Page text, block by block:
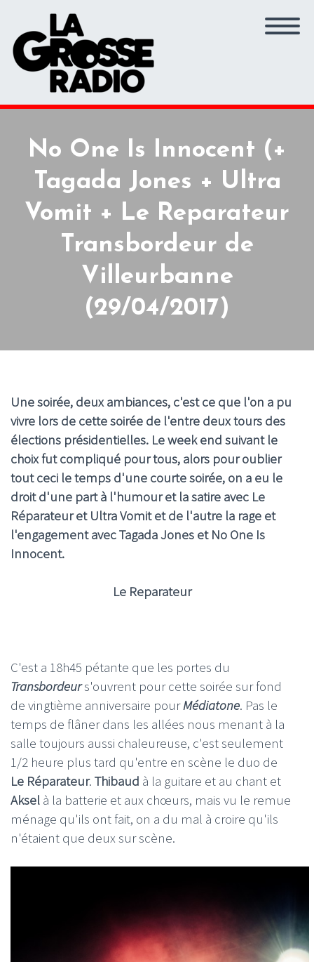
No One Is Innocent (+
Tagada Jones + Ultra
Vomit + Le Reparateur
Transbordeur de
Villeurbanne
(29/04/2017)
Une soirée, deux ambiances, c'est ce que l'on a pu
vivre lors de cette soirée de l'entre deux tours des
élections présidentielles. Le week end suivant le
choix fut compliqué pour tous, alors pour oublier
tout ceci le temps d'une courte soirée, on a eu le
droit d'une part à l'humour et la satire avec Le
Réparateur et Ultra Vomit et de l'autre la rage et
l'engagement avec Tagada Jones et No One Is
Innocent.
Le Reparateur
C'est a 18h45 pétante que les portes du
Transbordeurs'ouvrent pour cette soirée sur fond
de vingtième anniversaire pourMédiatone. Pas le
temps de flâner dans les allées nous menant à la
salle toujours aussi chaleureuse, c'est seulement
1/2 heure plus tard qu'entre en scène le duo de
Le Réparateur. Thibaud à la guitare et au chant et
Aksel à la batterie et aux chœurs, mais vu le remue
ménage qu'ils ont fait, on a du mal à croire qu'ils
n'étaient que deux sur scène.